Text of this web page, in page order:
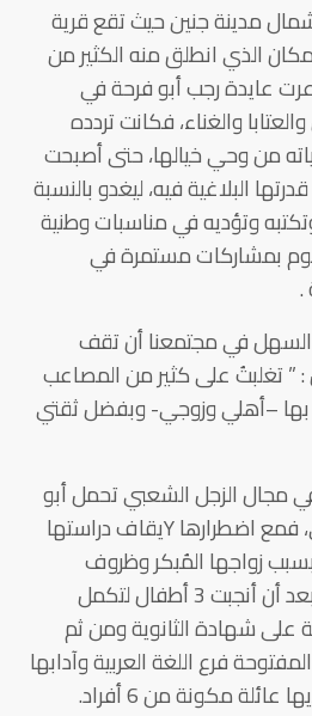
مدينة جنين حيث تقع قرية
الذي انطلق منه الكثير من
عايدة رجب أبو فرحة في
والغناء، فكانت تردده
من وحي خيالها، حتى أصبحت
البلاغية فيه، ليغدو بالنسبة
وتؤديه في مناسبات وطنية
بمشاركات مستمرة في
.
في مجتمعنا أن تقف
: ” تغلبتُ على كثير من المصاعب
بها –أهلي وزوجي- وبفضل ثقتي
مجال الزجل الشعبي تحمل أبو
فرحة قصة نجاح شخصي، فمع اضطرارها Yيقاف دراستها
قبل 16 عاماً بسبب زواجها المُبكر وظروف
الانتفاضة وقتئذ، عادت بعد أن أنجبت 3 أطفال لتكمل
على شهادة الثانوية ومن ثم
فرع اللغة العربية وآدابها